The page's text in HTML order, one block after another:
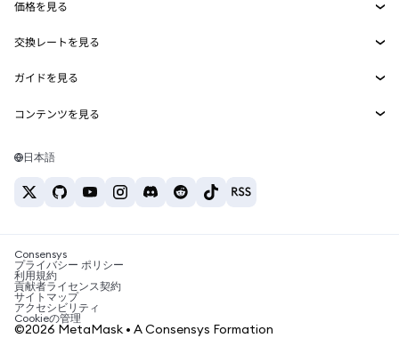
MetaMask Connect
Snaps
Web3サービス
セキュリティ
サポート
キャリア
お問い合わせ
価格を見る
イーサリアムの価格
Solanaの価格
Tetherの価格
交換レートを見る
ETH→USD
USDT→INR
BTC→INR
ETH→USDT
ガイドを見る
ETHの購入
USDTの購入
SHIBの購入
BNBの購入
コンテンツを見る
Solanaウォレット
税制関連ニュース
暗号資産の購入方法は？
ビットコインを売るには？
日本語
Consensys
プライバシー ポリシー
利用規約
貢献者ライセンス契約
サイトマップ
アクセシビリティ
Cookieの管理
©2026 MetaMask • A Consensys Formation